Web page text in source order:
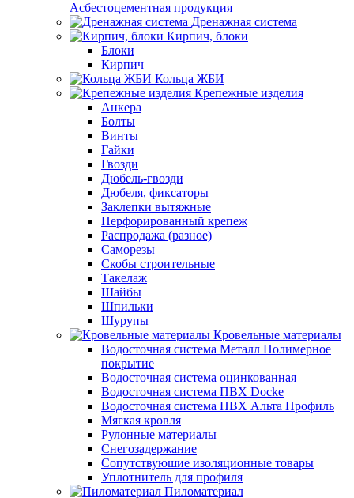
Асбестоцементная продукция
Дренажная система
Кирпич, блоки
Блоки
Кирпич
Кольца ЖБИ
Крепежные изделия
Анкера
Болты
Винты
Гайки
Гвозди
Дюбель-гвозди
Дюбеля, фиксаторы
Заклепки вытяжные
Перфорированный крепеж
Распродажа (разное)
Саморезы
Скобы строительные
Такелаж
Шайбы
Шпильки
Шурупы
Кровельные материалы
Водосточная система Металл Полимерное
покрытие
Водосточная система оцинкованная
Водосточная система ПВХ Docke
Водосточная система ПВХ Альта Профиль
Мягкая кровля
Рулонные материалы
Снегозадержание
Сопутствуюшие изоляционные товары
Уплотнитель для профиля
Пиломатериал